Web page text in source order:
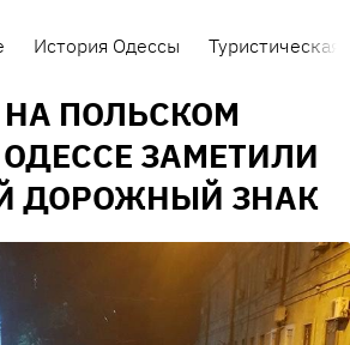
История Одессы Туристическая
ПОЛЬСКОМ
ЗАМЕТИЛИ
ДОРОЖНЫЙ ЗНАК